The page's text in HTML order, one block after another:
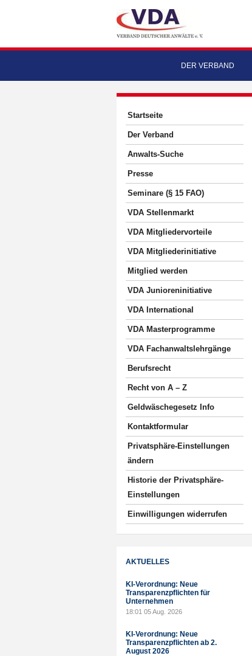
DER VERBAND
Startseite
Der Verband
Anwalts-Suche
Presse
Seminare (§ 15 FAO)
VDA Stellenmarkt
VDA Mitgliedervorteile
VDA Mitgliederinitiative
Mitglied werden
VDA Junioreninitiative
VDA International
VDA Masterprogramme
VDA Fachanwaltslehrgänge
Berufsrecht
Recht von A – Z
Geldwäschegesetz Info
Kontaktformular
Privatsphäre-Einstellungen
ändern
Historie der Privatsphäre-
Einstellungen
Einwilligungen widerrufen
AKTUELLES
KI-Verordnung: Neue
Transparenzpflichten für
Unternehmen
18:01 05 Aug. 2026
KI-Verordnung: Neue
Transparenzpflichten ab 2.
August 2026